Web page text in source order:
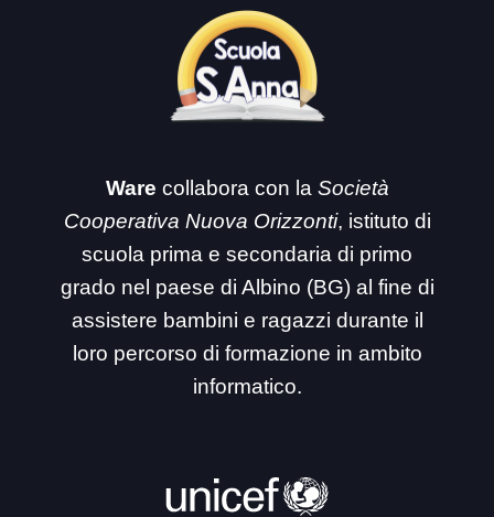
Ware collabora con la Società
Cooperativa Nuova Orizzonti, istituto di
scuola prima e secondaria di primo
grado nel paese di Albino (BG) al fine di
assistere bambini e ragazzi durante il
loro percorso di formazione in ambito
informatico.